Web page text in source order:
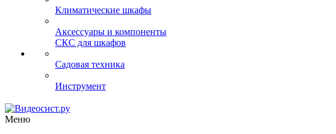
Климатические шкафы
Аксессуары и компоненты
СКС для шкафов
Садовая техника
Инструмент
Меню